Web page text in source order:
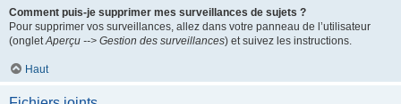
Comment puis-je supprimer mes surveillances de sujets ?
Pour supprimer vos surveillances, allez dans votre panneau de l’utilisateur
(ongletAperçu --> Gestion des surveillances) et suivez les instructions.
Haut